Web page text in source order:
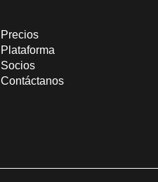
Precios
Plataforma
Socios
Contáctanos